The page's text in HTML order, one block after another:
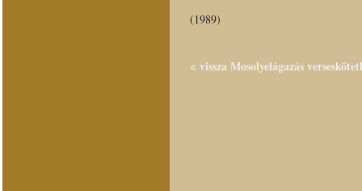
(1989)
< vissza Mosolyelágazás